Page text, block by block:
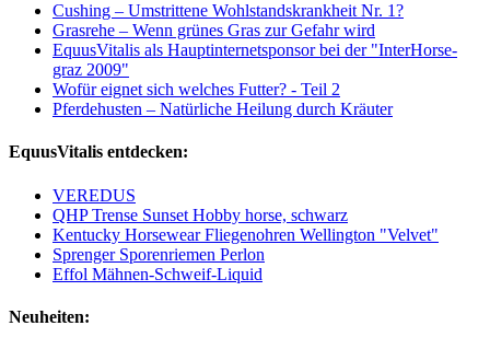
Cushing – Umstrittene Wohlstandskrankheit Nr. 1?
Grasrehe – Wenn grünes Gras zur Gefahr wird
EquusVitalis als Hauptinternetsponsor bei der "InterHorse-
graz 2009"
Wofür eignet sich welches Futter? - Teil 2
Pferdehusten – Natürliche Heilung durch Kräuter
EquusVitalis entdecken:
VEREDUS
QHP Trense Sunset Hobby horse, schwarz
Kentucky Horsewear Fliegenohren Wellington "Velvet"
Sprenger Sporenriemen Perlon
Effol Mähnen-Schweif-Liquid
Neuheiten: